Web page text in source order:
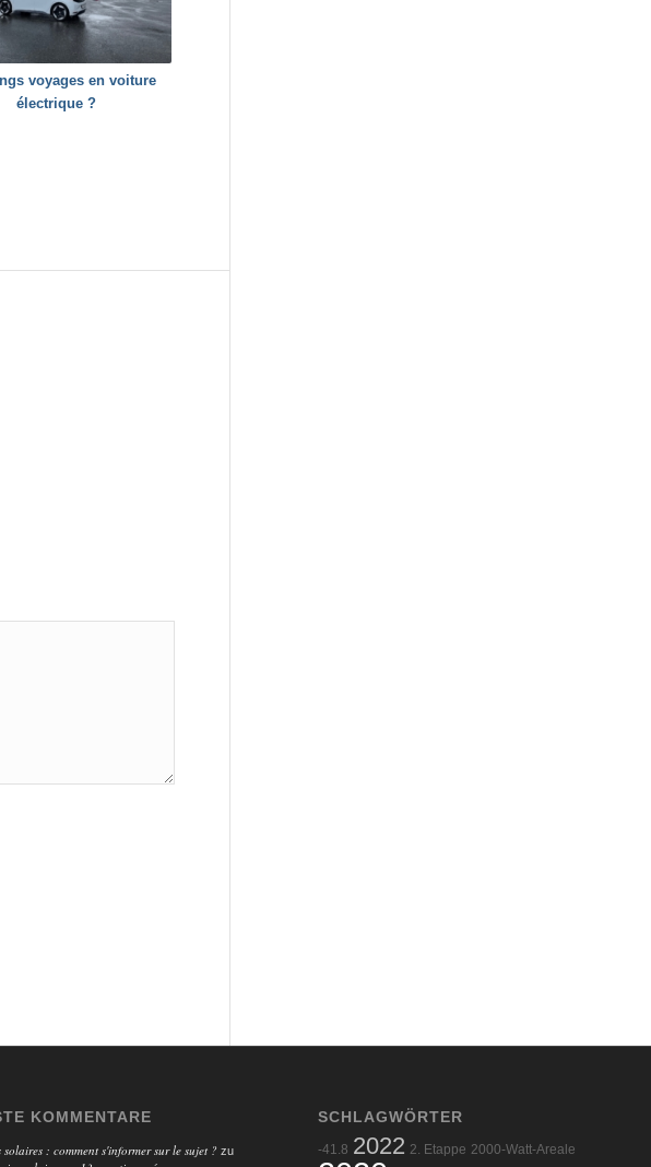
voyages en voiture
électrique ?
KOMMENTARE
solaires : comment s'informer sur le sujet ? zu
SCHLAGWÖRTER
-41.8 2022 2. Etappe 2000-Watt-Areale